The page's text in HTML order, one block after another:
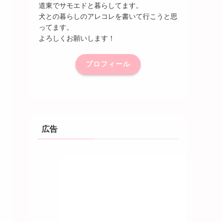
道東でサモエドと暮らしてます。
犬との暮らしのアレコレを書いて行こうと思
ってます。
よろしくお願いします！
プロフィール
広告